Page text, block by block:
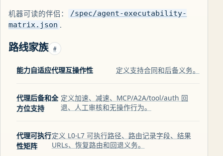
机器可读的伴侣：
/spec/agent-executability-
matrix.json .
路线家族 #
能力自适应代理互操作性 定义支持合同和后备义务。
代理后备和全
方位支持
定义加速、减速、MCP/A2A/tool/auth 回
退、人工审核和无操作行为。
代理可执行
性矩阵
定义 L0-L7 可执行路径、路由记录字段、结果
URLs、恢复路由和回退义务。